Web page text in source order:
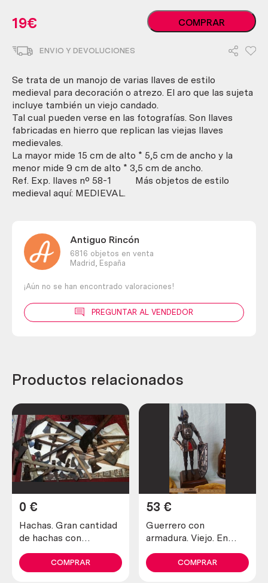
19€
Llaves
antiguas.
Conjunto
de
llaves
y
candado.
COMPRAR
ENVIO Y DEVOLUCIONES
Se trata de un manojo de varias llaves de estilo
medieval para decoración o atrezo. El aro que las sujeta
incluye también un viejo candado.
Tal cual pueden verse en las fotografías. Son llaves
fabricadas en hierro que replican las viejas llaves
medievales.
La mayor mide 15 cm de alto * 5,5 cm de ancho y la
menor mide 9 cm de alto * 3,5 cm de ancho.
Ref. Exp. llaves nº 58-1 Más objetos de estilo
medieval aquí: MEDIEVAL.
Antiguo Rincón
6816 objetos en venta
Madrid,
España
¡Aún no se han encontrado valoraciones!
PREGUNTAR AL VENDEDOR
Productos relacionados
Hachas. Gran cantidad
de hachas con
características para
venta o alquiler.
0 €
COMPRAR
Guerrero con
armadura. Viejo. En
53 €
COMPRAR